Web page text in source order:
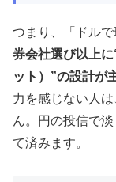
つまり、「ドルで
券会社選び以上
ット）”の設計が
力を感じない人
ん。円の投信で
て済みます。